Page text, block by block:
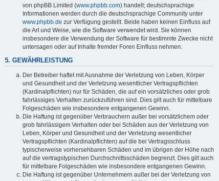
von phpBB Limited (www.phpbb.com) handelt; deutschsprachige
Informationen werden durch die deutschsprachige Community unter
www.phpbb.de zur Verfügung gestellt. Beide haben keinen Einfluss auf
die Art und Weise, wie die Software verwendet wird. Sie können
insbesondere die Verwendung der Software für bestimmte Zwecke nicht
untersagen oder auf Inhalte fremder Foren Einfluss nehmen.
5. GEWÄHRLEISTUNG
Der Betreiber haftet mit Ausnahme der Verletzung von Leben, Körper
und Gesundheit und der Verletzung wesentlicher Vertragspflichten
(Kardinalpflichten) nur für Schäden, die auf ein vorsätzliches oder grob
fahrlässiges Verhalten zurückzuführen sind. Dies gilt auch für mittelbare
Folgeschäden wie insbesondere entgangenen Gewinn.
Die Haftung ist gegenüber Verbrauchern außer bei vorsätzlichem oder
grob fahrlässigem Verhalten oder bei Schäden aus der Verletzung von
Leben, Körper und Gesundheit und der Verletzung wesentlicher
Vertragspflichten (Kardinalpflichten) auf die bei Vertragsschluss
typischerweise vorhersehbaren Schäden und im übrigen der Höhe nach
auf die vertragstypischen Durchschnittsschäden begrenzt. Dies gilt auch
für mittelbare Folgeschäden wie insbesondere entgangenen Gewinn.
Die Haftung ist gegenüber Unternehmern außer bei der Verletzung von